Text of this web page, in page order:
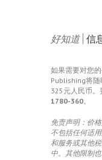
好知道| 信
如果需要对您
Publishing将随
325元人民币
1780-360。
免责声明：价
不包括任何适
和服务或其他
中。其他限制也